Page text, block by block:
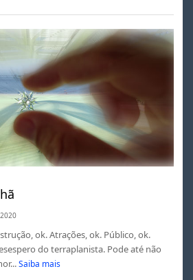
ok. Atrações, ok. Público, ok.
do terraplanista. Pode até não
Saiba mais